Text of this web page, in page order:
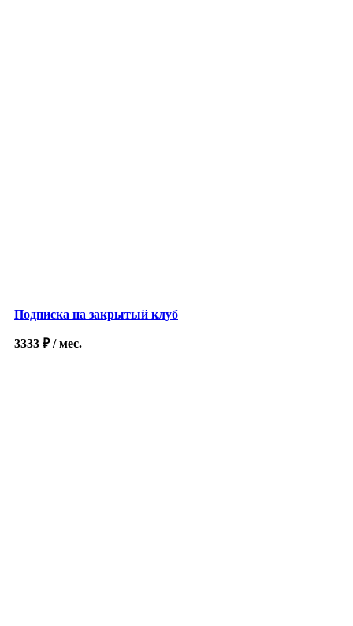
Подписка на закрытый клуб
3333 ₽ / мес.